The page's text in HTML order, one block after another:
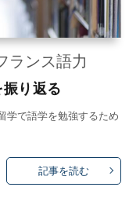
ランス語力
り返る
学で語学を勉強するため
記事を読む